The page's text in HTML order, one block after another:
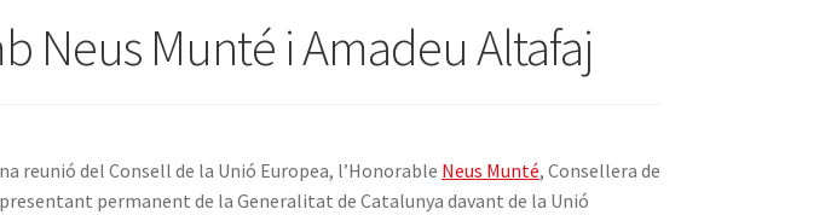
Neus Munté i Amadeu Altafaj
reunió del Consell de la Unió Europea, l’Honorable Neus Munté, Consellera de
permanent de la Generalitat de Catalunya davant de la Unió